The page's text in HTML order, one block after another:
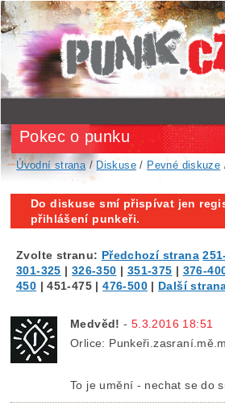
Pokec o punku
Úvodní strana/ Diskuse / Pevné diskuze
Do diskuse smí přispívat jen
přihlášení punkeři.
Zvolte stranu: Předchozí strana
301-325 | 326-350 | 351-375 | 376-
450 |451-475 |476-500| Další
Medvěd! - 5.3.2016 18:51
Orlice:
To je umění - nechat se do